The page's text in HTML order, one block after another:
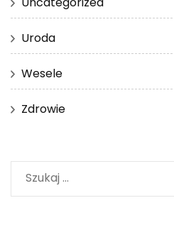
Uroda
Wesele
Zdrowie
Szukaj: